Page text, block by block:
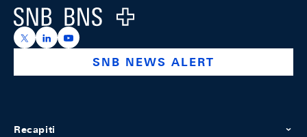
Logo
https://x.com/snb_bns
https://ch.linkedin.com/company/swiss-national-
https://www.youtube.com/@swissnationalbank
SNB NEWS ALERT
Recapiti